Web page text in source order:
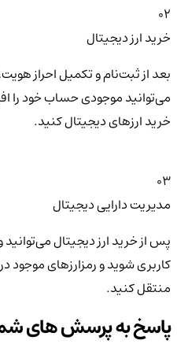
02
خرید ارز دیجیتال
بعد از ثبت‌نام و تکمیل احراز هویت،
می‌توانید موجودی حساب خود را
خرید ارزهای دیجیتال کنید.
03
مدیریت دارایی دیجیتال
پس از خرید ارز دیجیتال
کاربری شوید و رمزارزهای موجود
منتقل کنید.
پاسخ به پرسش های